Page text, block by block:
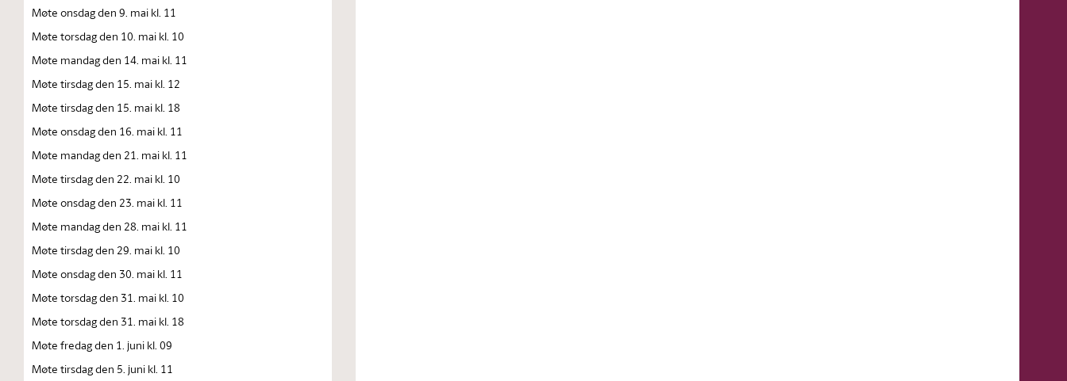
Møte onsdag den 9. mai kl. 11
Møte torsdag den 10. mai kl. 10
Møte mandag den 14. mai kl. 11
Møte tirsdag den 15. mai kl. 12
Møte tirsdag den 15. mai kl. 18
Møte onsdag den 16. mai kl. 11
Møte mandag den 21. mai kl. 11
Møte tirsdag den 22. mai kl. 10
Møte onsdag den 23. mai kl. 11
Møte mandag den 28. mai kl. 11
Møte tirsdag den 29. mai kl. 10
Møte onsdag den 30. mai kl. 11
Møte torsdag den 31. mai kl. 10
Møte torsdag den 31. mai kl. 18
Møte fredag den 1. juni kl. 09
Møte tirsdag den 5. juni kl. 11